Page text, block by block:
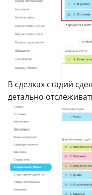
В сделках стадий
детально